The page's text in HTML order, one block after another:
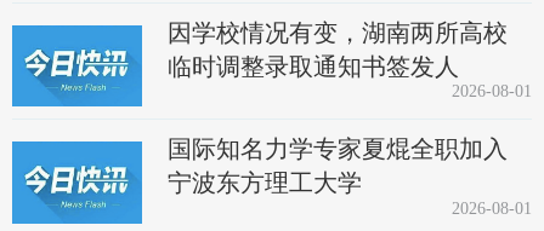
因学校情况有变，湖南两所高校
临时调整录取通知书签发人
2026-08-01
国际知名力学专家夏焜全职加入
宁波东方理工大学
2026-08-01